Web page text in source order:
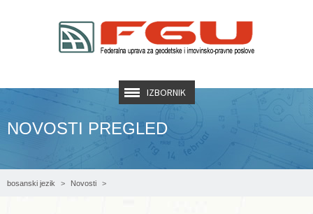
IZBORNIK
NOVOSTI PREGLED
bosanski jezik Novosti